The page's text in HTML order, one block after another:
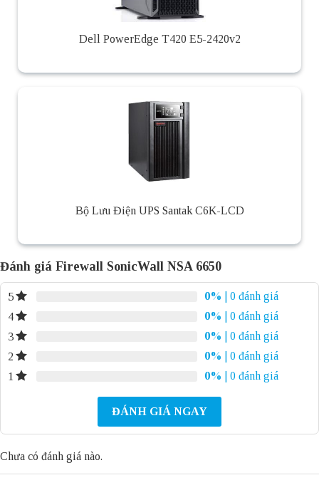
Dell PowerEdge T420 E5-2420v2
Bộ Lưu Điện UPS Santak C6K-LCD
Đánh giá Firewall SonicWall NSA 6650
5 0%
| 0 đánh giá
4
0%
| 0 đánh giá
3
0%
| 0 đánh giá
2
0%
| 0 đánh giá
1
0% | 0 đánh giá
ĐÁNH GIÁ NGAY
Chưa có đánh giá nào.